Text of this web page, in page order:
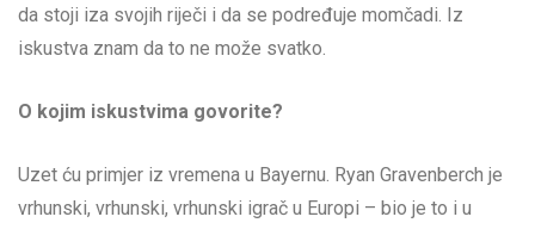
da stoji iza svojih riječi i da se podređuje momčadi. Iz
iskustva znam da to ne može svatko.
O kojim iskustvima govorite?
Uzet ću primjer iz vremena u Bayernu. Ryan Gravenberch je
vrhunski, vrhunski, vrhunski igrač u Europi – bio je to i u